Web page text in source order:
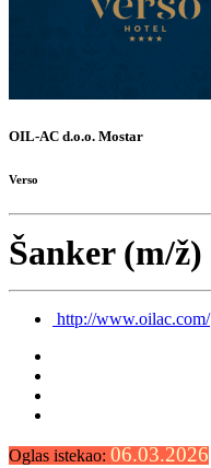
OIL-AC d.o.o. Mostar
Verso
Šanker (m/ž)
http://www.oilac.com/
Oglas istekao: 06.03.2026